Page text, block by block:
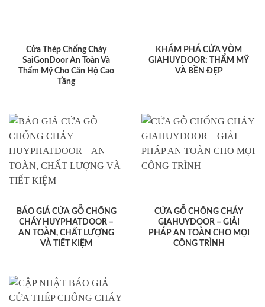
Cửa Thép Chống Cháy
SaiGonDoor An Toàn Và
Thẩm Mỹ Cho Căn Hộ Cao
Tầng
KHÁM PHÁ CỬA VÒM
GIAHUYDOOR: THẨM MỸ
VÀ BỀN ĐẸP
BÁO GIÁ CỬA GỖ CHỐNG
CHÁY HUYPHATDOOR –
AN TOÀN, CHẤT LƯỢNG
VÀ TIẾT KIỆM
CỬA GỖ CHỐNG CHÁY
GIAHUYDOOR – GIẢI
PHÁP AN TOÀN CHO MỌI
CÔNG TRÌNH